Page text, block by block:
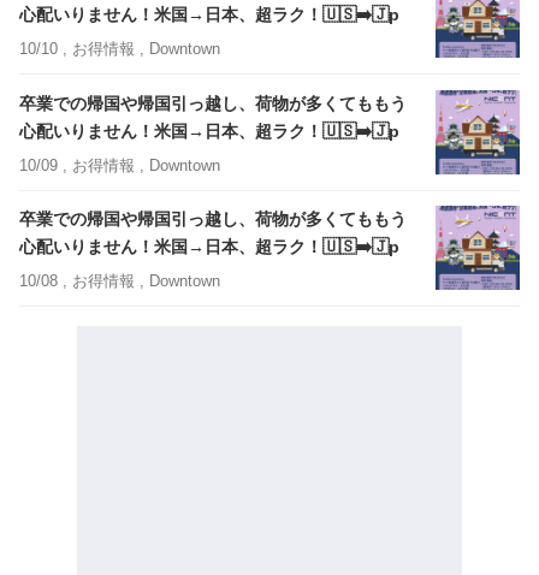
心配いりません！米国→日本、超ラク！🇺🇸➡️🇯p
10/10 , お得情報 , Downtown
卒業での帰国や帰国引っ越し、荷物が多くてももう
心配いりません！米国→日本、超ラク！🇺🇸➡️🇯p
10/09 , お得情報 , Downtown
卒業での帰国や帰国引っ越し、荷物が多くてももう
心配いりません！米国→日本、超ラク！🇺🇸➡️🇯p
10/08 , お得情報 , Downtown